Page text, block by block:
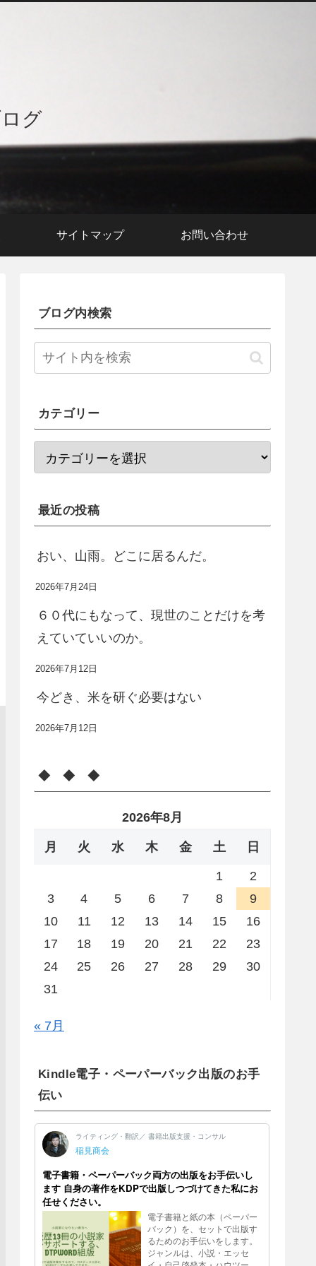
グ
サイトマップ お問い合わせ
ブログ内検索
カテゴリー
最近の投稿
おい、山雨。どこに居るんだ。
2026年7月24日
６０代にもなって、現世のことだけを考
えていていいのか。
2026年7月12日
今どき、米を研ぐ必要はない
2026年7月12日
◆ ◆ ◆
2026年8月
月 火 水 木 金 土 日
1
2
3
4 5 6 7 8
9
10
11 12 13 14 15
16
17
18 19 20 21 22
23
24
25 26 27 28 29
30
31
« 7月
Kindle電子・ペーパーバック出版のお手
伝い